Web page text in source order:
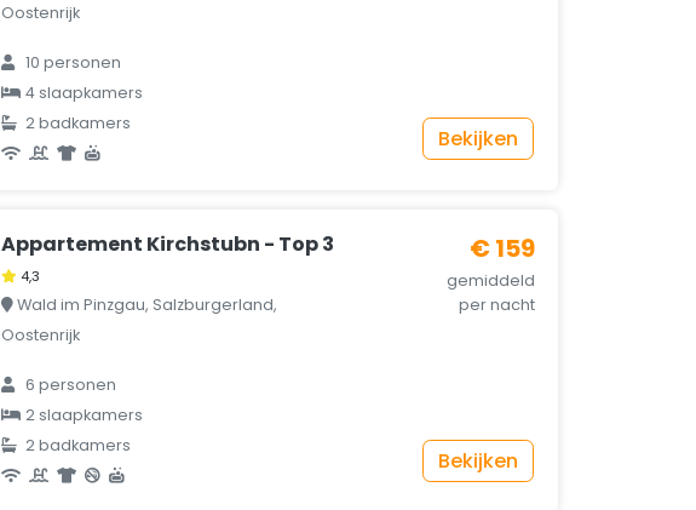
Oostenrijk
10 personen
4 slaapkamers
2 badkamers
Bekijken
Appartement Kirchstubn - Top 3
4,3
Wald im Pinzgau, Salzburgerland,
Oostenrijk
6 personen
2 slaapkamers
2 badkamers
€ 159
gemiddeld
per nacht
Bekijken